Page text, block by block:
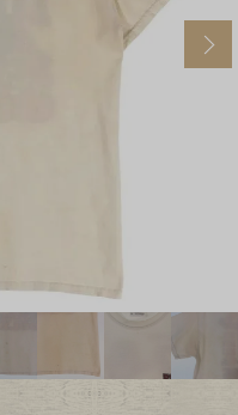
スタッフコーディネート
Outer